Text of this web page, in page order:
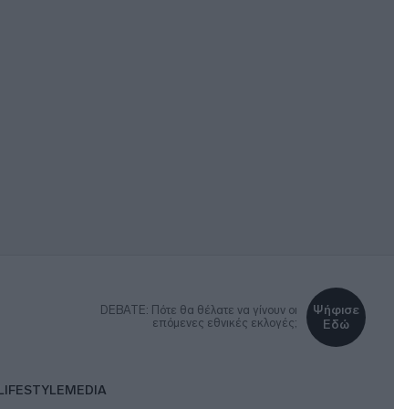
DEBATE: Πότε θα θέλατε να γίνουν οι
επόμενες εθνικές εκλογές;
Ψήφισε
Εδώ
MEDIA